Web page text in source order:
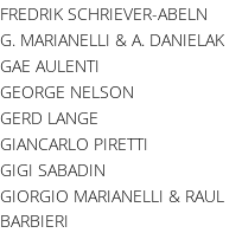
FREDRIK SCHRIEVER-ABELN
G. MARIANELLI & A. DANIELAK
GAE AULENTI
GEORGE NELSON
GERD LANGE
GIANCARLO PIRETTI
GIGI SABADIN
GIORGIO MARIANELLI & RAUL
BARBIERI